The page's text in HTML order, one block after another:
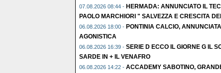
07.08.2026 08:44 - HERMADA: ANNUNCIATO IL
PAOLO MARCHIORI " SALVEZZA E CRESCITA
06.08.2026 18:00 - PONTINIA CALCIO,
AGONISTICA
06.08.2026 16:39 - SERIE D ECCO IL GIORNE G IL
SARDE IN + IL VENAFRO
06.08.2026 14:22 - ACCADEMY SABOTINO,